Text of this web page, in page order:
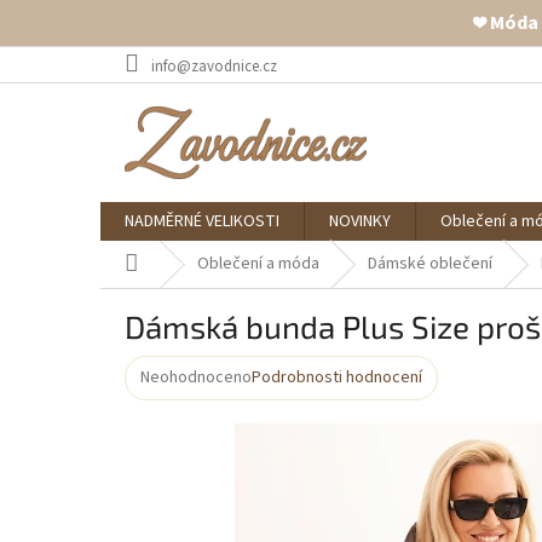
❤️
na
info@zavodnice.cz
NADMĚRNÉ VELIKOSTI NOVINKY Oblečení a
Domů Oblečení a móda Dámské oblečení
Dámská bunda Plus Size
Průměrné
NeohodnocenoPodrobnosti hodnocení